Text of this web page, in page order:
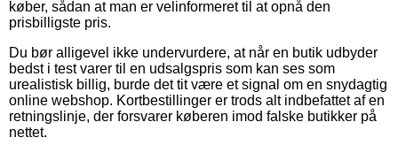
køber, sådan at man er velinformeret til at opnå den
prisbilligste pris.
Du bør alligevel ikke undervurdere, at når en butik udbyder
bedst i test varer til en udsalgspris som kan ses som
urealistisk billig, burde det tit være et signal om en snydagtig
online webshop. Kortbestillinger er trods alt indbefattet af en
retningslinje, der forsvarer køberen imod falske butikker på
nettet.